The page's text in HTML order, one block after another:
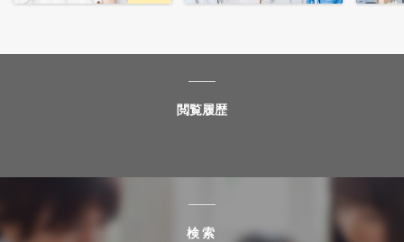
閲覧履歴
検索